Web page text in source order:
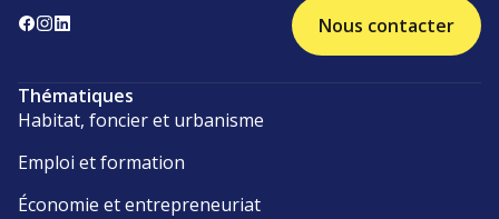
Nous contacter
Thématiques
Habitat, foncier et urbanisme
Emploi et formation
Économie et entrepreneuriat